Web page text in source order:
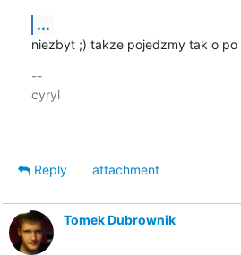
...
niezbyt ;) takze pojedzmy tak o po
--
cyryl
Reply
attachment
Tomek Dubrownik